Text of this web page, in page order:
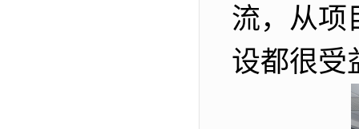
流，从项
设都很受